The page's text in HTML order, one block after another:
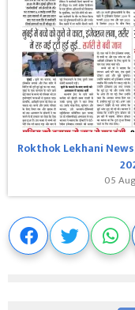
Rokthok Lekhani
05